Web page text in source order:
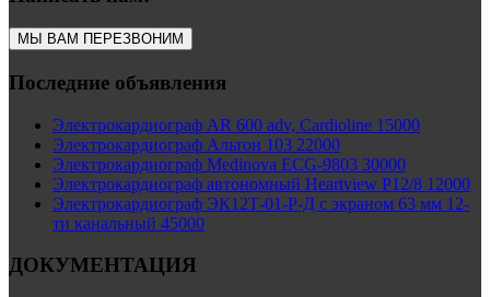
МЫ ВАМ ПЕРЕЗВОНИМ
Последние объявления
Электрокардиограф AR 600 adv, Cardioline 15000
Электрокардиограф Альтон 103 22000
Электрокардиограф Medinova ECG-9803 30000
Электрокардиограф автономный Heartview P12/8 12000
Электрокардиограф ЭК12Т-01-Р-Д с экраном 63 мм 12-
ти канальный 45000
ДОКУМЕНТАЦИЯ